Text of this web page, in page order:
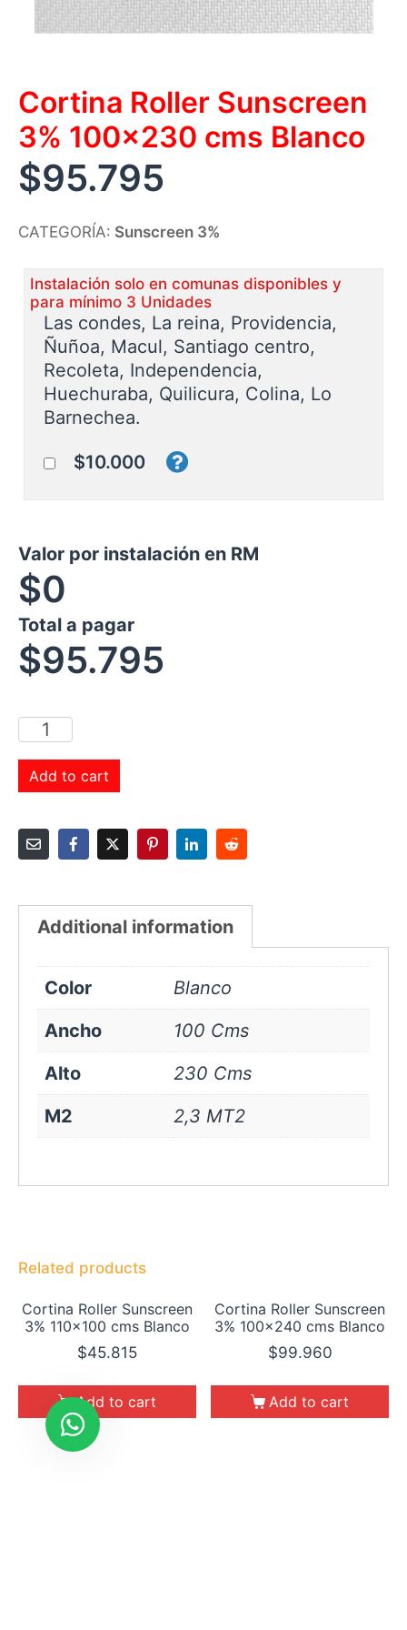
Cortina Roller Sunscreen
3% 100×230 cms Blanco
$95.795
CATEGORÍA: Sunscreen 3%
Instalación solo en comunas disponibles y
para mínimo 3 Unidades
Las condes, La reina, Providencia,
Ñuñoa, Macul, Santiago centro,
Recoleta, Independencia,
Huechuraba, Quilicura, Colina, Lo
Barnechea.
$10.000
Valor por instalación en RM
$0
Total a pagar
$95.795
Add to cart
Additional information
Color
Blanco
Ancho
100 Cms
Alto
230 Cms
M2
2,3 MT2
Related products
Cortina Roller Sunscreen
3% 110×100 cms Blanco
$45.815
Add to cart
Cortina Roller Sunscreen
3% 100×240 cms Blanco
$99.960
Add to cart